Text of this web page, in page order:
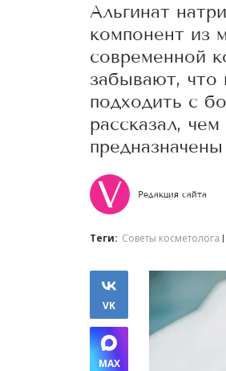
Альгинат
компонент из
современной
забывают, что
подходить с
рассказал,
Редакция сайта
Теги: Советы косметолога
VK
MAX